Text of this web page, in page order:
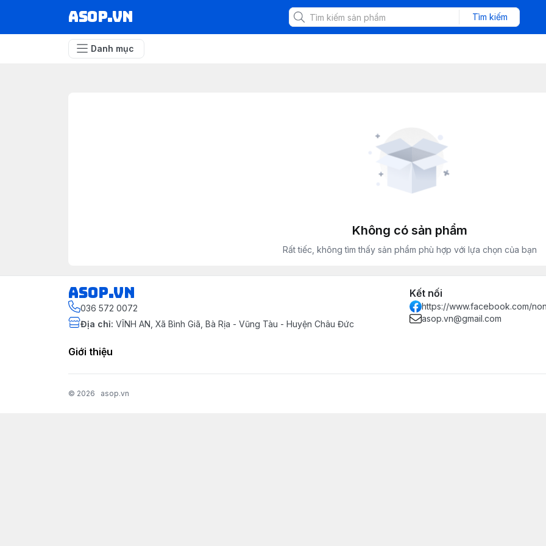
asop.vn Tìm kiếm
Danh mục
Không có sản phẩm
Rất tiếc, không tìm thấy sản phẩm phù hợp với lựa chọn của bạn
asop.vn
036 572 0072
Địa chỉ: VĨNH AN, Xã Bình Giã, Bà Rịa - Vũng Tàu - Huyện Châu Đức
Kết nối
https://www.facebook.com/
asop.vn@gmail.com
Giới thiệu
© 2026 asop.vn